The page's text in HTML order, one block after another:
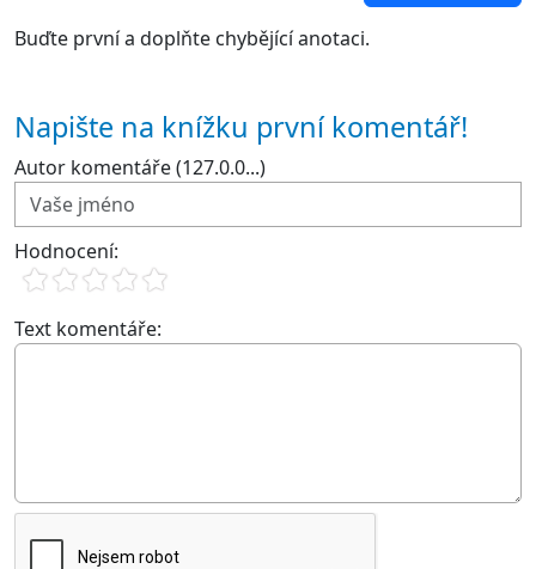
Buďte první a doplňte chybějící anotaci.
Napište na knížku první komentář!
Autor komentáře (127.0.0...)
Hodnocení:
Text komentáře: